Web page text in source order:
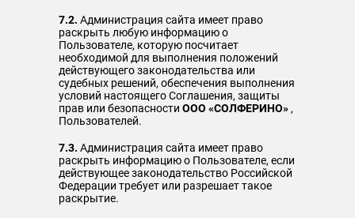
7.2. Администрация сайта имеет право
раскрыть любую информацию о
Пользователе, которую посчитает
необходимой для выполнения положений
действующего законодательства или
судебных решений, обеспечения выполнения
условий настоящего Соглашения, защиты
прав или безопасности ООО «СОЛФЕРИНО» ,
Пользователей.
7.3. Администрация сайта имеет право
раскрыть информацию о Пользователе, если
действующее законодательство Российской
Федерации требует или разрешает такое
раскрытие.